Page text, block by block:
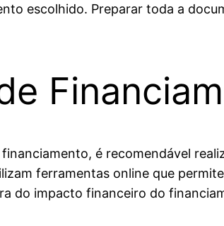
escolhido. Preparar toda a
é recomendável
ferramentas online que
do impacto financeiro do